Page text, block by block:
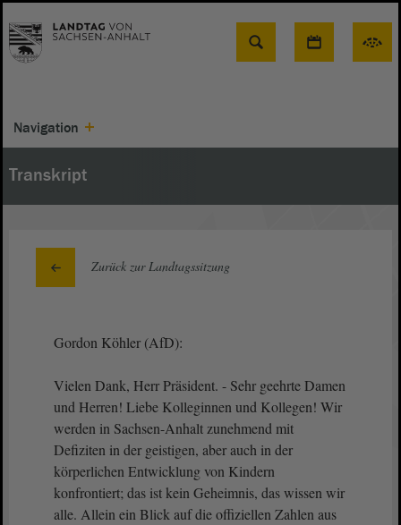
Suche
Navigation
Transkript
Zurück zur Landtagssitzung
Gordon Köhler (AfD):
Vielen Dank, Herr Präsident. - Sehr geehrte Damen
und Herren! Liebe Kolleginnen und Kollegen! Wir
werden in Sachsen-Anhalt zunehmend mit
Defiziten in der geistigen, aber auch in der
körperlichen Entwicklung von Kindern
konfrontiert; das ist kein Geheimnis, das wissen wir
alle. Allein ein Blick auf die offiziellen Zahlen aus